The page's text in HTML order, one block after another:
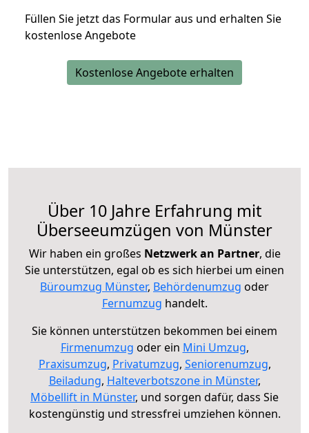
Füllen Sie jetzt das Formular aus und erhalten Sie
kostenlose Angebote
Kostenlose Angebote erhalten
Über 10 Jahre Erfahrung mit
Überseeumzügen von Münster
Wir haben ein großes Netzwerk an Partner, die
Sie unterstützen, egal ob es sich hierbei um einen
Büroumzug Münster, Behördenumzug oder
Fernumzug handelt.
Sie können unterstützen bekommen bei einem
Firmenumzug oder ein Mini Umzug,
Praxisumzug, Privatumzug, Seniorenumzug,
Beiladung, Halteverbotszone in Münster,
Möbellift in Münster, und sorgen dafür, dass Sie
kostengünstig und stressfrei umziehen können.